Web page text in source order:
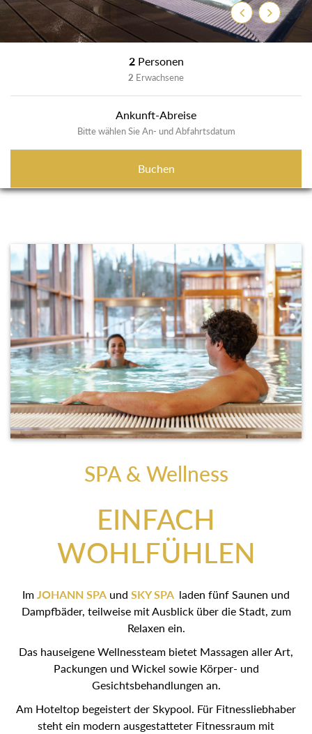
Previous
Next
2 Personen
2 Erwachsene
Ankunft-Abreise
Bitte wählen Sie An- und Abfahrtsdatum
Buchen
SPA & Wellness
EINFACH
WOHLFÜHLEN
ImJOHANN SPA undSKY SPA laden fünf Saunen und
Dampfbäder, teilweise mit Ausblick über die Stadt, zum
Relaxen ein.
Das hauseigene Wellnessteam bietet Massagen aller Art,
Packungen und Wickel sowie Körper- und
Gesichtsbehandlungen an.
Am Hoteltop begeistert der Skypool. Für Fitnessliebhaber
steht ein modern ausgestatteter Fitnessraum mit